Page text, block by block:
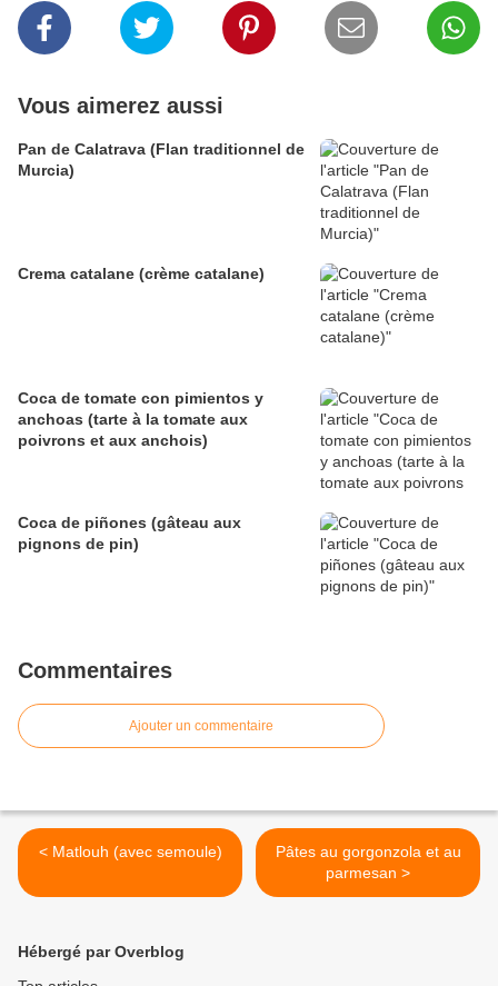
Vous aimerez aussi
Pan de Calatrava (Flan traditionnel de
Murcia)
Crema catalane (crème catalane)
Coca de tomate con pimientos y
anchoas (tarte à la tomate aux
poivrons et aux anchois)
Coca de piñones (gâteau aux
pignons de pin)
Commentaires
Ajouter un commentaire
< Matlouh (avec semoule)
Pâtes au gorgonzola et au
parmesan >
Hébergé par Overblog